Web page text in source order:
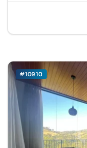
#10910